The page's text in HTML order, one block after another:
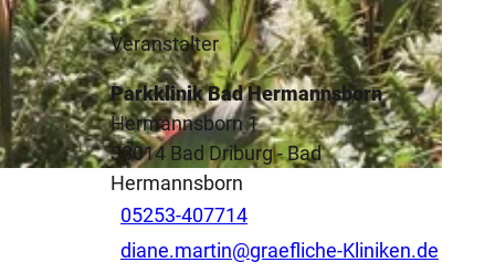
Veranstalter
Parkklinik Bad Hermannsborn
Hermannsborn 1
33014Bad Driburg- Bad
Hermannsborn
05253-407714
diane.martin@graefliche-Kliniken.de